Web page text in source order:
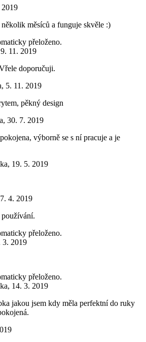
měsíců a funguje skvěle :)
přeloženo.
11. 2019
doporučuji.
, 5. 11. 2019
pěkný design
, 30. 7. 2019
výborně se s ní pracuje a je
, 19. 5. 2019
7. 4. 2019
přeloženo.
3. 2019
přeloženo.
, 14. 3. 2019
jakou jsem kdy měla perfektní do ruky